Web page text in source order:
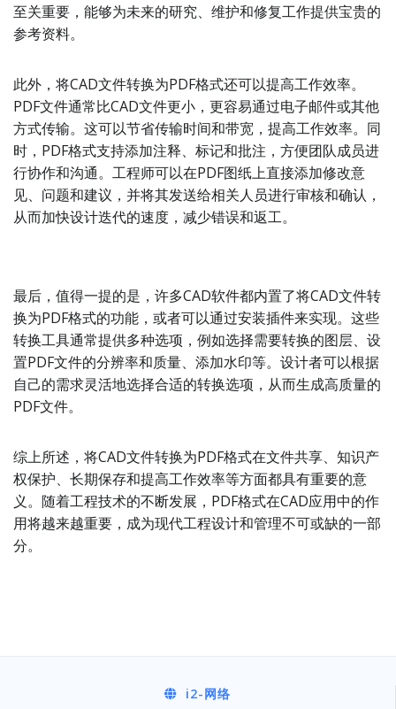
至关重要，能够为未来的研究、维护和修复工作提供宝贵的
参考资料。
此外，将CAD文件转换为PDF格式还可以提高工作效率。
PDF文件通常比CAD文件更小，更容易通过电子邮件或其他
方式传输。这可以节省传输时间和带宽，提高工作效率。同
时，PDF格式支持添加注释、标记和批注，方便团队成员进
行协作和沟通。工程师可以在PDF图纸上直接添加修改意
见、问题和建议，并将其发送给相关人员进行审核和确认，
从而加快设计迭代的速度，减少错误和返工。
最后，值得一提的是，许多CAD软件都内置了将CAD文件转
换为PDF格式的功能，或者可以通过安装插件来实现。这些
转换工具通常提供多种选项，例如选择需要转换的图层、设
置PDF文件的分辨率和质量、添加水印等。设计者可以根据
自己的需求灵活地选择合适的转换选项，从而生成高质量的
PDF文件。
综上所述，将CAD文件转换为PDF格式在文件共享、知识产
权保护、长期保存和提高工作效率等方面都具有重要的意
义。随着工程技术的不断发展，PDF格式在CAD应用中的作
用将越来越重要，成为现代工程设计和管理不可或缺的一部
分。
i2-网络